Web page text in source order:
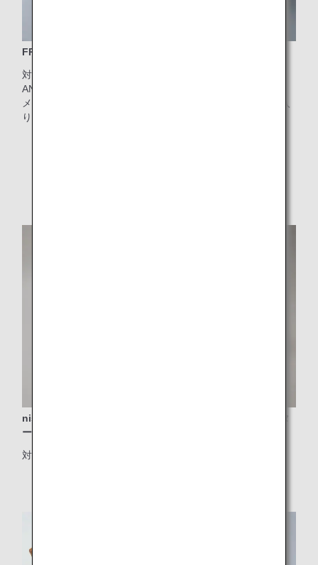
FRANZI（フランツィ）のアメニティポーチ
対象クラス：ファーストクラス
ANAオリジナルデザイン。FRANZI（フランツィ）が機内ア
メニティを手掛けるのは世界初！コスメデコルテの化粧品入
り
nishikawaの独自の技術を生かした快適な羽毛コンフォータ
ーとシーツマット
対象クラス：ファーストクラス